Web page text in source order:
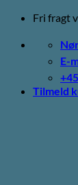
Fortsæt
indhold
Fri fragt
E-
Tilmeld